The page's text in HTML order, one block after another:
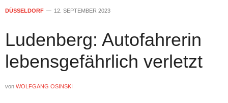
DÜSSELDORF 12. SEPTEMBER 2023
Ludenberg: Autofahrerin
lebensgefährlich verletzt
von WOLFGANG OSINSKI